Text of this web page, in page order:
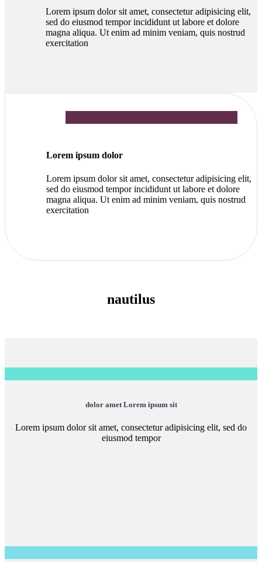
Lorem ipsum dolor sit amet, consectetur adipisicing elit,
sed do eiusmod tempor incididunt ut labore et dolore
magna aliqua. Ut enim ad minim veniam, quis nostrud
exercitation
Lorem ipsum dolor
Lorem ipsum dolor sit amet, consectetur adipisicing elit,
sed do eiusmod tempor incididunt ut labore et dolore
magna aliqua. Ut enim ad minim veniam, quis nostrud
exercitation
nautilus
dolor amet Lorem ipsum sit
Lorem ipsum dolor sit amet, consectetur adipisicing elit, sed do
eiusmod tempor